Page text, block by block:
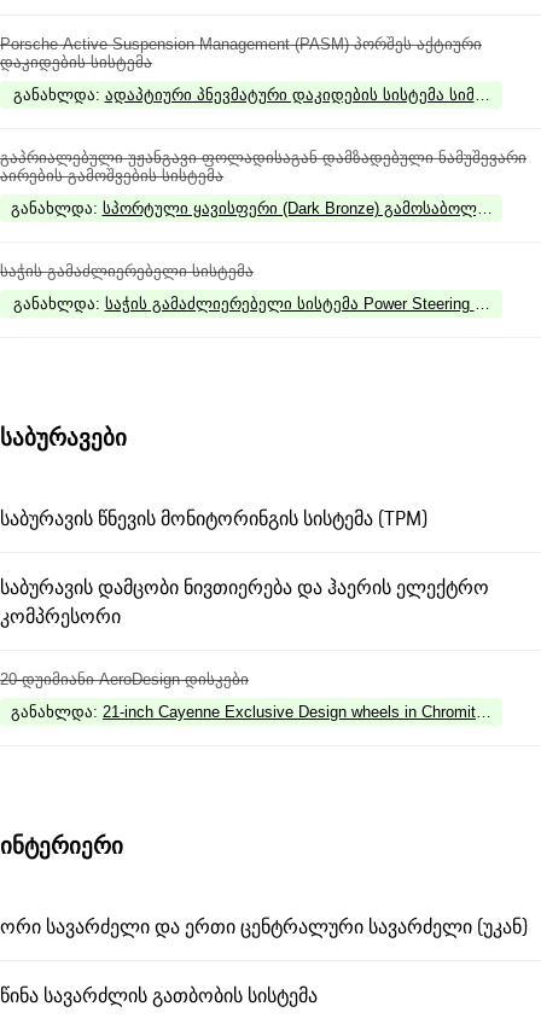
Porsche Active Suspension Management (PASM) პორშეს აქტიური
დაკიდების სისტემა
განახლდა: ადაპტიური პნევმატური დაკიდების სისტემა სიმაღლის
გაპრიალებული უჟანგავი ფოლადისაგან დამზადებული ნამუშევარი
აირების გამოშვების სისტემა
განახლდა: სპორტული ყავისფერი (Dark Bronze) გამოსაბოლქვი
საჭის გამაძლიერებელი სისტემა
განახლდა: საჭის გამაძლიერებელი სისტემა Power Steering Plus
საბურავები
საბურავის წნევის მონიტორინგის სისტემა (TPM)
საბურავის დამცობი ნივთიერება და ჰაერის ელექტრო
კომპრესორი
20-დუიმიანი AeroDesign დისკები
განახლდა: 21-inch Cayenne Exclusive Design wheels in Chromite Black
ინტერიერი
ორი სავარძელი და ერთი ცენტრალური სავარძელი (უკან)
წინა სავარძლის გათბობის სისტემა